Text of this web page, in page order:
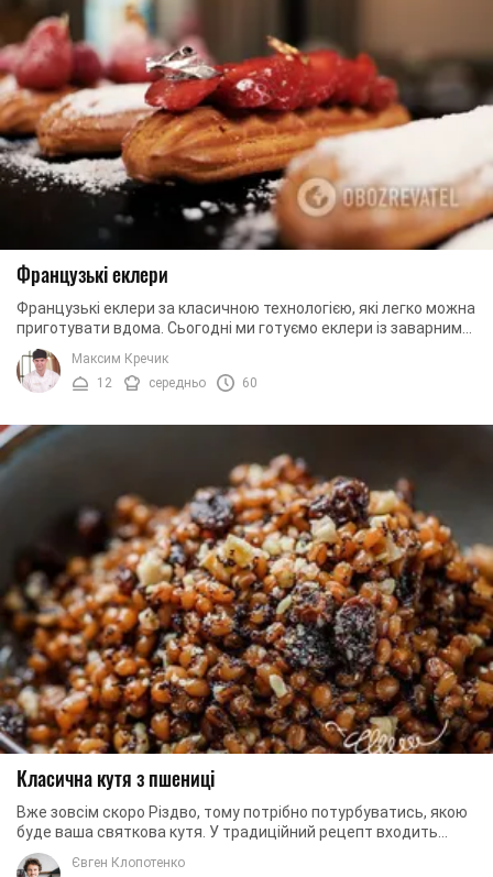
Французькі еклери
Французькі еклери за класичною технологією, які легко можна
приготувати вдома. Сьогодні ми готуємо еклери із заварним
кремом. Щоб надати крему ...
Максим Кречик
12
середньо 60
Класична кутя з пшениці
Вже зовсім скоро Різдво, тому потрібно потурбуватись, якою
буде ваша святкова кутя. У традиційний рецепт входить
справжня пшениця, а також багато ...
Євген Клопотенко